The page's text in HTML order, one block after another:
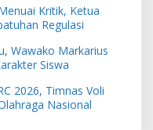
Kritik, Ketua
Regulasi
Wawako Markarius
Siswa
2026, Timnas Voli
Nasional